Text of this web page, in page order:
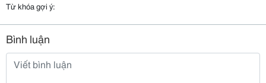
Từ khóa gợi ý:
Bình luận